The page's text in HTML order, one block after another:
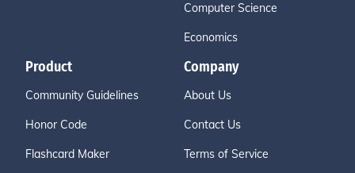
Computer Science
Economics
Product
Community Guidelines
Honor Code
Flashcard Maker
Company
About Us
Contact Us
Terms of Service